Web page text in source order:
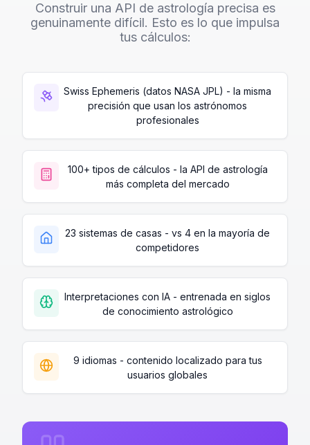
Construir una API de astrología precisa es
genuinamente difícil. Esto es lo que impulsa
tus cálculos:
Swiss Ephemeris (datos NASA JPL) - la misma
precisión que usan los astrónomos
profesionales
100+ tipos de cálculos - la API de astrología
más completa del mercado
23 sistemas de casas - vs 4 en la mayoría de
competidores
Interpretaciones con IA - entrenada en siglos
de conocimiento astrológico
9 idiomas - contenido localizado para tus
usuarios globales